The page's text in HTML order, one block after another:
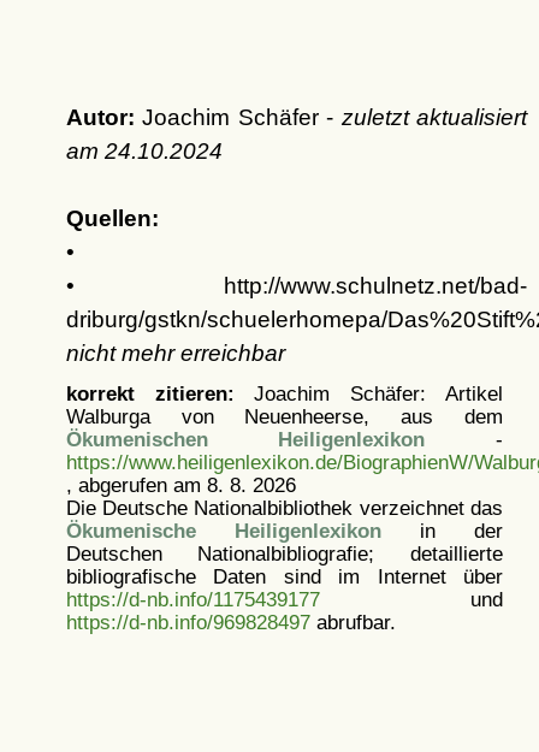
Autor: Joachim Schäfer - zuletzt aktualisiert
am 24.10.2024
Quellen:
•
• http://www.schulnetz.net/bad-
driburg/gstkn/schuelerhomepa/
nicht mehr erreichbar
korrekt zitieren: Joachim Schäfer: Artikel
Walburga von Neuenheerse, aus dem
Ökumenischen Heiligenlexikon -
https://www.heiligenlexikon.de/BiographienW/
, abgerufen am 8. 8. 2026
Die Deutsche Nationalbibliothek verzeichnet das
Ökumenische Heiligenlexikonin der
Deutschen Nationalbibliografie; detaillierte
bibliografische Daten sind im Internet über
https://d-nb.info/1175439177und
https://d-nb.info/969828497abrufbar.